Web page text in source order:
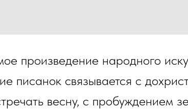
произведение народного
писанок связывается с
весну, с пробуждением